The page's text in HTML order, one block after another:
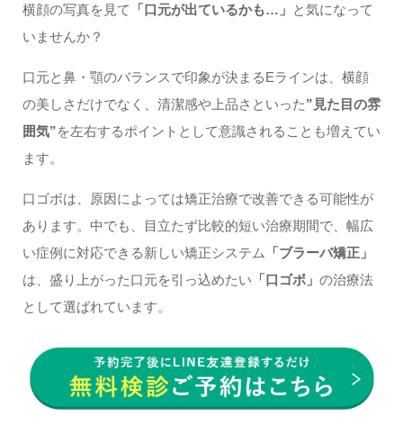
横顔の写真を見て 「口元が出ているかも…」 と気になって
いませんか？
口元と鼻・顎のバランスで印象が決まるEラインは、横顔
の美しさだけでなく、清潔感や上品さといった”見た目の雰
囲気”を左右するポイントとして意識されることも増えてい
ます。
口ゴボは、原因によっては矯正治療で改善できる可能性が
あります。中でも、目立たず比較的短い治療期間で、幅広
い症例に対応できる新しい矯正システム
「ブラーバ矯正」
は、盛り上がった口元を引っ込めたい 「口ゴボ」 の治療法
として選ばれています。